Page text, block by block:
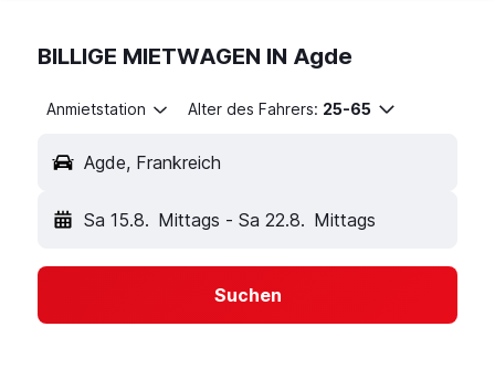
BILLIGE MIETWAGEN IN Agde
Anmietstation Alter des Fahrers: 25-65
Agde, Frankreich
Sa 15.8. Mittags - Sa 22.8. Mittags
Suchen